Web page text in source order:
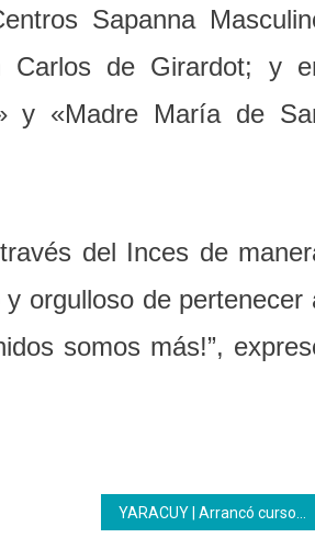
Sapanna
Carlos de Girardot; y
y «Madre María de
del Inces de
orgulloso de pertenecer
somos más!”,